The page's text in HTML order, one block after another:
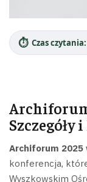
⏱️ Czas
Szczegóły
Archiforum 2025
konferencja,
Wyszkowskim